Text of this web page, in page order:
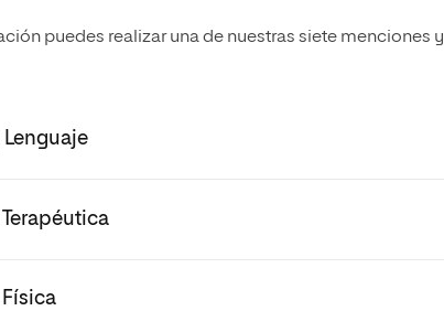
puedes realizar una de nuestras siete menciones y